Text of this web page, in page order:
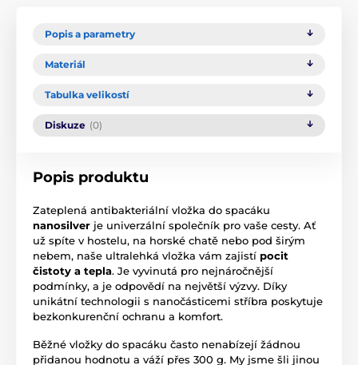
Popis a parametry
Materiál
Tabulka velikostí
Diskuze (0)
Popis produktu
Zateplená antibakteriální vložka do spacáku
nanosilver je univerzální společník pro vaše cesty. Ať
už spíte v hostelu, na horské chatě nebo pod širým
nebem, naše ultralehká vložka vám zajistí pocit
čistoty a tepla. Je vyvinutá pro nejnáročnější
podmínky, a je odpovědí na největší výzvy. Díky
unikátní technologii s nanočásticemi stříbra poskytuje
bezkonkurenční ochranu a komfort.
Běžné vložky do spacáku často nenabízejí žádnou
přidanou hodnotu a váží přes 300 g. My jsme šli jinou